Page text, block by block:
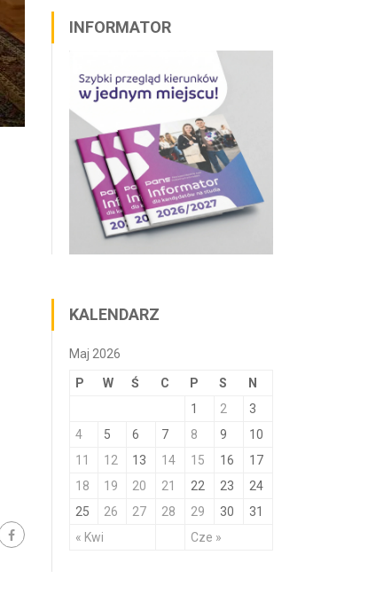
INFORMATOR
KALENDARZ
Maj 2026
P W Ś C P S N
« Kwi Cze »
1 2
3
4
5 6 7 8 9
10
11
12 13 14 15 16
17
18
19 20 21 22 23
24
25
26 27 28 29 30 31